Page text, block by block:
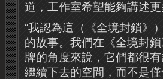
道，工作室希望能夠講述
“我認為這（《全境封鎖》
的故事。我們在《全境封
牌的角度來說，它們都很
繼續下去的空間，而不是